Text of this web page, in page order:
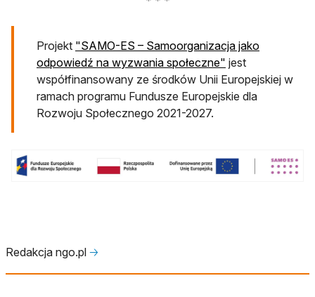
Projekt "SAMO-ES – Samoorganizacja jako
odpowiedź na wyzwania społeczne" otwiera się w
jest
współfinansowany ze środków Unii Europejskiej w
ramach programu Fundusze Europejskie dla
Rozwoju Społecznego 2021-2027.
Redakcja ngo.pl 🡢